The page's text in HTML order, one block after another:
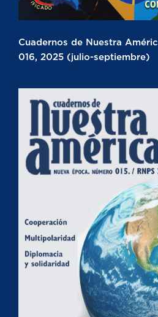
Cuadernos de Nuestra
016, 2025 (julio-septiembre)